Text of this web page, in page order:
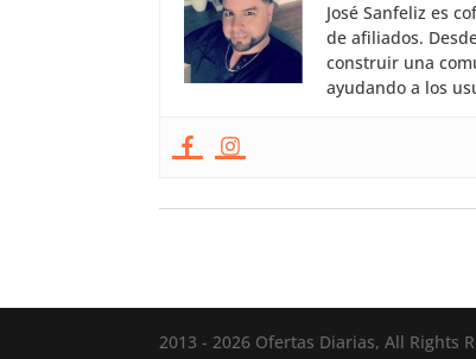
José Sanfeliz es
de afiliados.
construir una
ayudando a los
2013 - 2026 Ofertas Diarias, All Rights